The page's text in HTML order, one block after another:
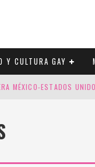
Y CULTURA GAY
MÉXICO-ESTADOS